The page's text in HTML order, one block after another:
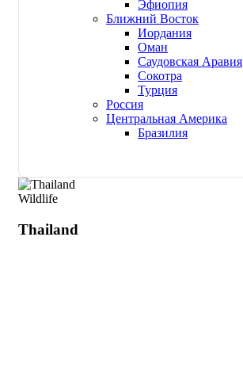
Эфиопия
Ближний Восток
Иордания
Оман
Саудовская Аравия
Сокотра
Турция
Россия
Центральная Америка
Бразилия
Wildlife
Thailand